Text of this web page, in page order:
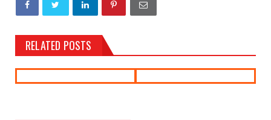
RELATED POSTS